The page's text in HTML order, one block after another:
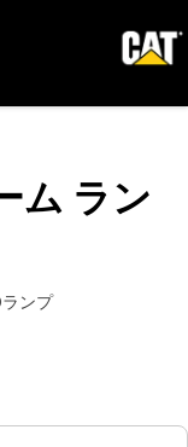
ム ラン
ンプ